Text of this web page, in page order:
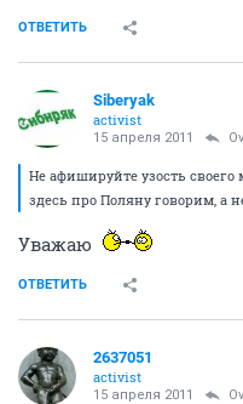
ОТВЕТИТЬ
Siberyak
activist
15 апреля 2011
Не афишируйте узость
здесь про Поляну говорим, а
Уважаю
ОТВЕТИТЬ
2637051
activist
15 апреля 2011